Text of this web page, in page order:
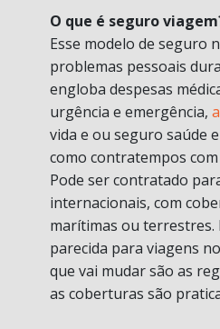
O que é seguro
Esse modelo de seguro
problemas pessoais
engloba despesas
urgência e emergência,
vida e ou seguro saúde
como contratempos
Pode ser contratado
internacionais, com
marítimas ou terrestres.
parecida para viagens
que vai mudar são as
as coberturas são